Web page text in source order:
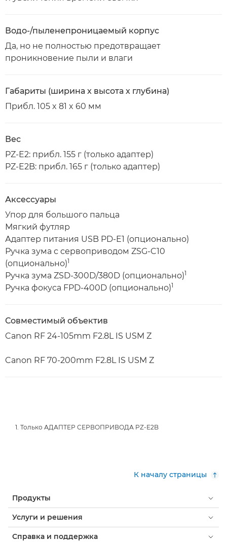
Водо-/пыленепроницаемый корпус
Да, но не полностью предотвращает
проникновение пыли и влаги
Габариты (ширина x высота x глубина)
Прибл. 105 x 81 x 60 мм
Вес
PZ-E2: прибл. 155 г (только адаптер)
PZ-E2B: прибл. 165 г (только адаптер)
Аксессуары
Упор для большого пальца
Мягкий футляр
Адаптер питания USB PD-E1 (опционально)
Ручка зума с сервоприводом ZSG-C10
(опционально)1
Ручка зума ZSD-300D/380D (опционально)1
Ручка фокуса FPD-400D (опционально)1
Совместимый объектив
Canon RF 24-105mm F2.8L IS USM Z
Canon RF 70-200mm F2.8L IS USM Z
1. Только АДАПТЕР СЕРВОПРИВОДА PZ-E2B
К началу страницы
Продукты
Услуги и решения
Справка и поддержка